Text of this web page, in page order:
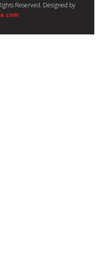
Reserved. Designed by